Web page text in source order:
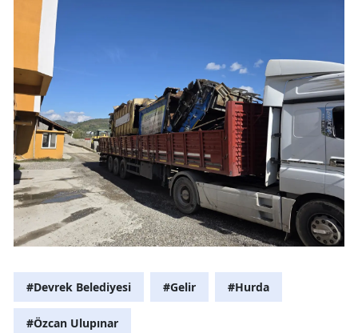
#Devrek Belediyesi #Gelir #Hurda
#Özcan Ulupınar